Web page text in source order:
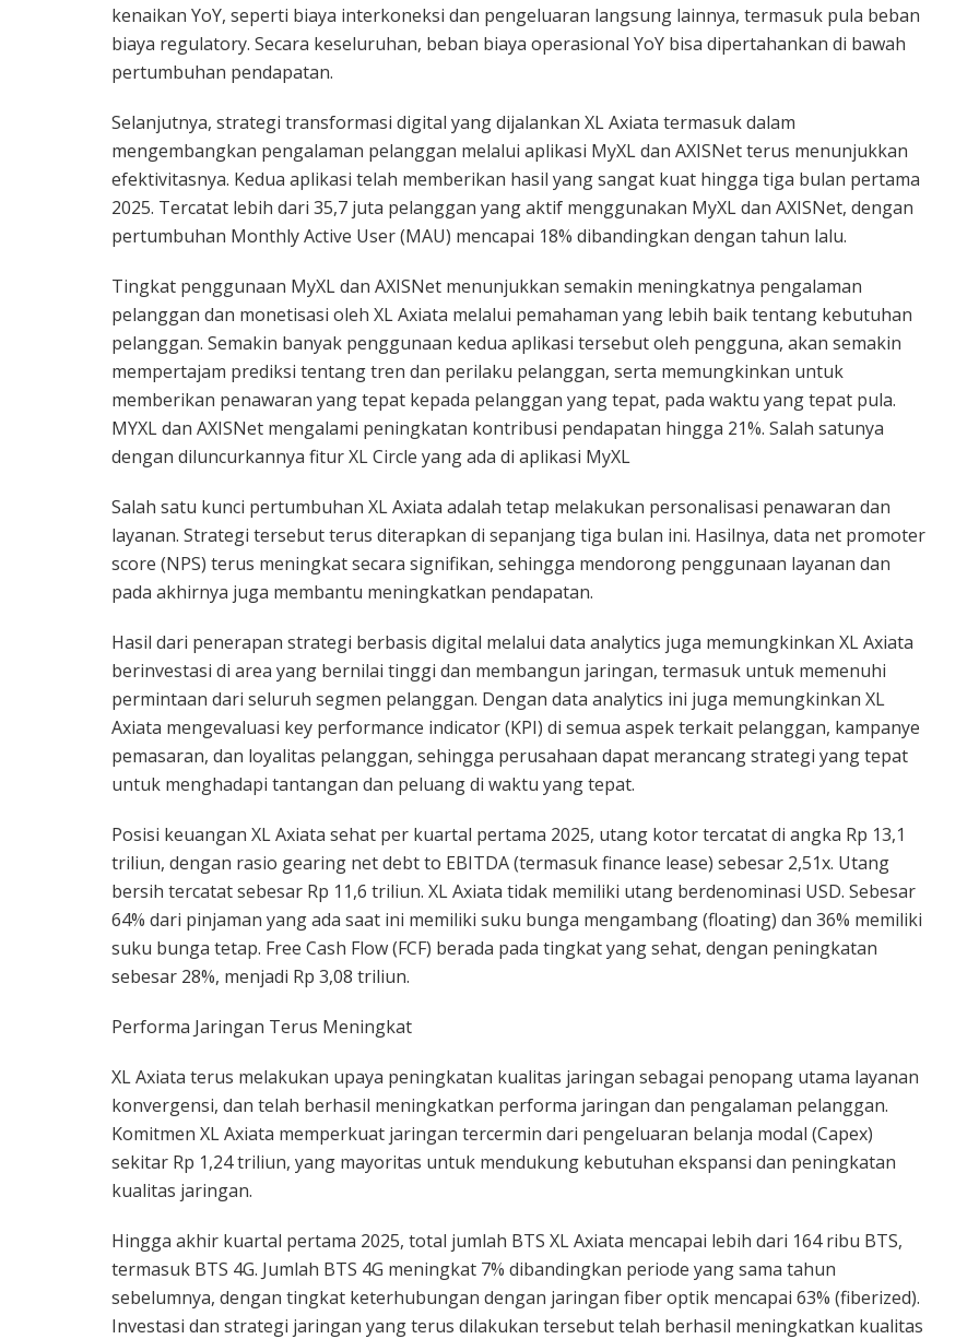
kenaikan YoY, seperti biaya interkoneksi dan pengeluaran langsung lainnya, termasuk pula beban
biaya regulatory. Secara keseluruhan, beban biaya operasional YoY bisa dipertahankan di bawah
pertumbuhan pendapatan.
Selanjutnya, strategi transformasi digital yang dijalankan XL Axiata termasuk dalam
mengembangkan pengalaman pelanggan melalui aplikasi MyXL dan AXISNet terus menunjukkan
efektivitasnya. Kedua aplikasi telah memberikan hasil yang sangat kuat hingga tiga bulan pertama
2025. Tercatat lebih dari 35,7 juta pelanggan yang aktif menggunakan MyXL dan AXISNet, dengan
pertumbuhan Monthly Active User (MAU) mencapai 18% dibandingkan dengan tahun lalu.
Tingkat penggunaan MyXL dan AXISNet menunjukkan semakin meningkatnya pengalaman
pelanggan dan monetisasi oleh XL Axiata melalui pemahaman yang lebih baik tentang kebutuhan
pelanggan. Semakin banyak penggunaan kedua aplikasi tersebut oleh pengguna, akan semakin
mempertajam prediksi tentang tren dan perilaku pelanggan, serta memungkinkan untuk
memberikan penawaran yang tepat kepada pelanggan yang tepat, pada waktu yang tepat pula.
MYXL dan AXISNet mengalami peningkatan kontribusi pendapatan hingga 21%. Salah satunya
dengan diluncurkannya fitur XL Circle yang ada di aplikasi MyXL
Salah satu kunci pertumbuhan XL Axiata adalah tetap melakukan personalisasi penawaran dan
layanan. Strategi tersebut terus diterapkan di sepanjang tiga bulan ini. Hasilnya, data net promoter
score (NPS) terus meningkat secara signifikan, sehingga mendorong penggunaan layanan dan
pada akhirnya juga membantu meningkatkan pendapatan.
Hasil dari penerapan strategi berbasis digital melalui data analytics juga memungkinkan XL Axiata
berinvestasi di area yang bernilai tinggi dan membangun jaringan, termasuk untuk memenuhi
permintaan dari seluruh segmen pelanggan. Dengan data analytics ini juga memungkinkan XL
Axiata mengevaluasi key performance indicator (KPI) di semua aspek terkait pelanggan, kampanye
pemasaran, dan loyalitas pelanggan, sehingga perusahaan dapat merancang strategi yang tepat
untuk menghadapi tantangan dan peluang di waktu yang tepat.
Posisi keuangan XL Axiata sehat per kuartal pertama 2025, utang kotor tercatat di angka Rp 13,1
triliun, dengan rasio gearing net debt to EBITDA (termasuk finance lease) sebesar 2,51x. Utang
bersih tercatat sebesar Rp 11,6 triliun. XL Axiata tidak memiliki utang berdenominasi USD. Sebesar
64% dari pinjaman yang ada saat ini memiliki suku bunga mengambang (floating) dan 36% memiliki
suku bunga tetap. Free Cash Flow (FCF) berada pada tingkat yang sehat, dengan peningkatan
sebesar 28%, menjadi Rp 3,08 triliun.
Performa Jaringan Terus Meningkat
XL Axiata terus melakukan upaya peningkatan kualitas jaringan sebagai penopang utama layanan
konvergensi, dan telah berhasil meningkatkan performa jaringan dan pengalaman pelanggan.
Komitmen XL Axiata memperkuat jaringan tercermin dari pengeluaran belanja modal (Capex)
sekitar Rp 1,24 triliun, yang mayoritas untuk mendukung kebutuhan ekspansi dan peningkatan
kualitas jaringan.
Hingga akhir kuartal pertama 2025, total jumlah BTS XL Axiata mencapai lebih dari 164 ribu BTS,
termasuk BTS 4G. Jumlah BTS 4G meningkat 7% dibandingkan periode yang sama tahun
sebelumnya, dengan tingkat keterhubungan dengan jaringan fiber optik mencapai 63% (fiberized).
Investasi dan strategi jaringan yang terus dilakukan tersebut telah berhasil meningkatkan kualitas